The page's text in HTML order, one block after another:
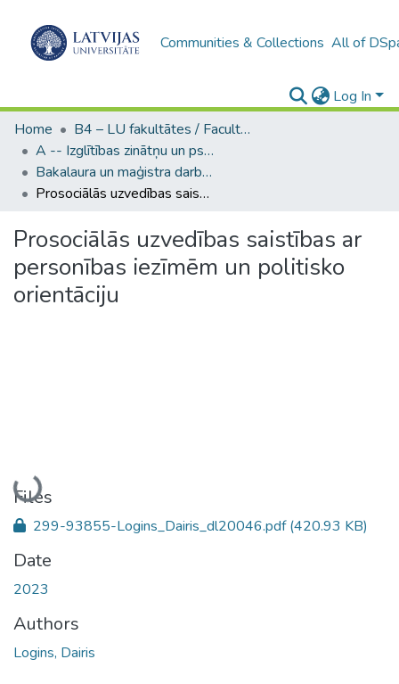
Communities & Collections All of
Log In
Home
B4 – LU fakultātes / Faculties of the UL
A -- Izglītības zinātņu un psiholoģijas fakultāte / Faculty of Education Sciences and Psychology
Bakalaura un maģistra darbi (PPMF) / Bachelor's and Master's theses
Prosociālās uzvedības saistības ar personības iezīmēm un politisko orientāciju
Prosociālās uzvedības saistības ar
personības iezīmēm un politisko
orientāciju
Loading...
Files
299-93855-Logins_Dairis_dl20046.pdf(420.93 KB)
Date
2023
Authors
Logins, Dairis